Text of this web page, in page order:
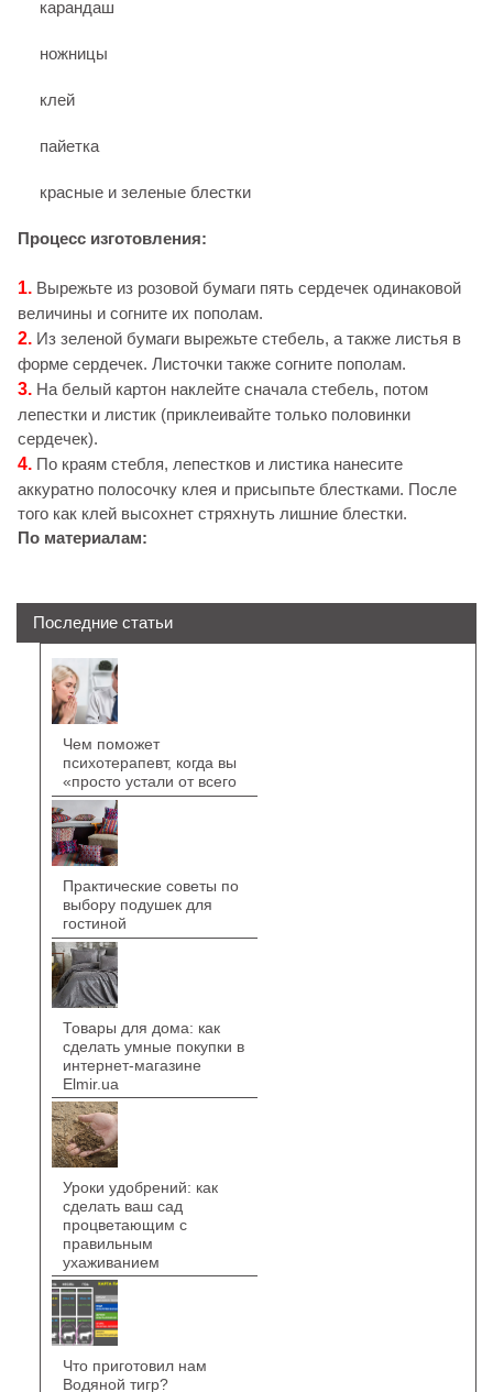
карандаш
ножницы
клей
пайетка
красные и зеленые блестки
Процесс изготовления:
1. Вырежьте из розовой бумаги пять сердечек одинаковой
величины и согните их пополам.
2. Из зеленой бумаги вырежьте стебель, а также листья в
форме сердечек. Листочки также согните пополам.
3. На белый картон наклейте сначала стебель, потом
лепестки и листик (приклеивайте только половинки
сердечек).
4. По краям стебля, лепестков и листика нанесите
аккуратно полосочку клея и присыпьте блестками. После
того как клей высохнет стряхнуть лишние блестки.
По материалам:
Последние статьи
Чем поможет
психотерапевт, когда вы
«просто устали от всего
Практические советы по
выбору подушек для
гостиной
Товары для дома: как
сделать умные покупки в
интернет-магазине
Elmir.ua
Уроки удобрений: как
сделать ваш сад
процветающим с
правильным
ухаживанием
Что приготовил нам
Водяной тигр?